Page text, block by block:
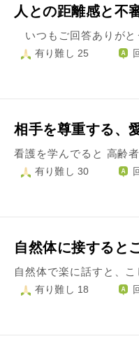
人との距離感と不
有り難し 25
相手を尊重する、
有り難し 30
自然体に接すると
有り難し 18